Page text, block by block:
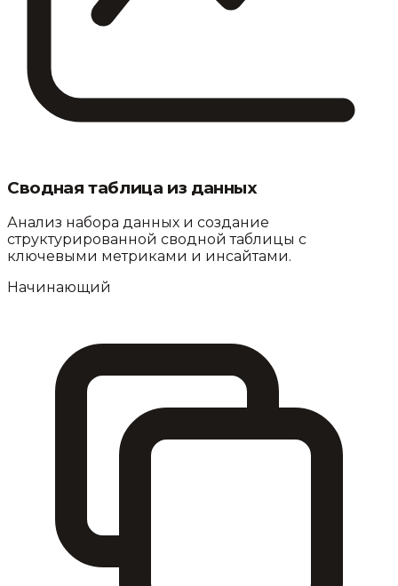
Сводная таблица из данных
Анализ набора данных и создание
структурированной сводной таблицы с
ключевыми метриками и инсайтами.
Начинающий